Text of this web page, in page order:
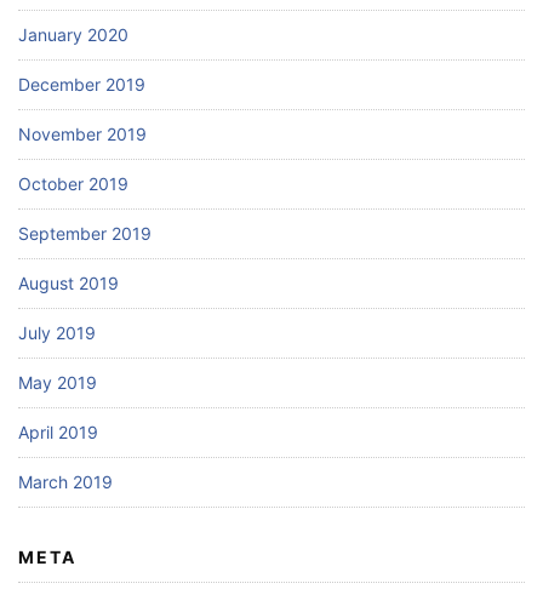
January 2020
December 2019
November 2019
October 2019
September 2019
August 2019
July 2019
May 2019
April 2019
March 2019
META